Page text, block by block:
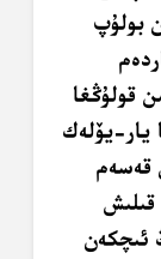
بولۇپ
قولۇڭغا
يار-يۆلەك
قەسەم
قىلىش
ئىچكەن